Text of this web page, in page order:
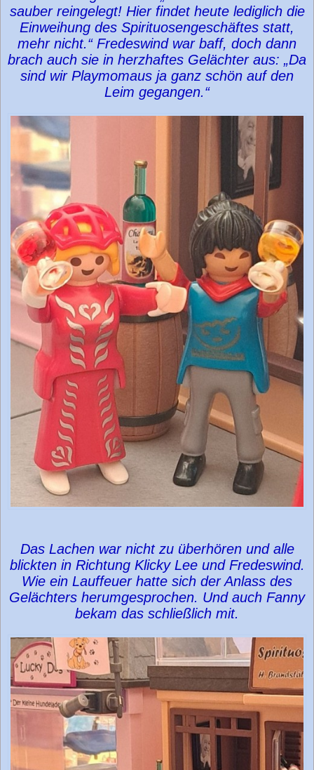
sauber reingelegt! Hier findet heute lediglich die
Einweihung des Spirituosengeschäftes statt,
mehr nicht.“ Fredeswind war baff, doch dann
brach auch sie in herzhaftes Gelächter aus: „Da
sind wir Playmomaus ja ganz schön auf den
Leim gegangen.“
Das Lachen war nicht zu überhören und alle
blickten in Richtung Klicky Lee und Fredeswind.
Wie ein Lauffeuer hatte sich der Anlass des
Gelächters herumgesprochen. Und auch Fanny
bekam das schließlich mit.